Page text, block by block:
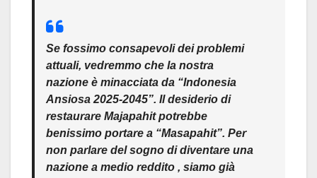
Se fossimo consapevoli dei problemi
attuali, vedremmo che la nostra
nazione è minacciata da “Indonesia
Ansiosa 2025-2045”. Il desiderio di
restaurare Majapahit potrebbe
benissimo portare a “Masapahit”. Per
non parlare del sogno di diventare una
nazione a medio reddito , siamo già